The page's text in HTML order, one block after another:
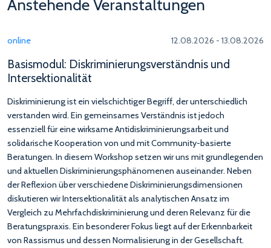
Anstehende Veranstaltungen
online 12.08.2026 - 13.08.2026
Basismodul: Diskriminierungsverständnis und
Intersektionalität
Diskriminierung ist ein vielschichtiger Begriff, der unterschiedlich
verstanden wird. Ein gemeinsames Verständnis ist jedoch
essenziell für eine wirksame Antidiskriminierungsarbeit und
solidarische Kooperation von und mit Community-basierte
Beratungen. In diesem Workshop setzen wir uns mit grundlegenden
und aktuellen Diskriminierungsphänomenen auseinander. Neben
der Reflexion über verschiedene Diskriminierungsdimensionen
diskutieren wir Intersektionalität als analytischen Ansatz im
Vergleich zu Mehrfachdiskriminierung und deren Relevanz für die
Beratungspraxis. Ein besonderer Fokus liegt auf der Erkennbarkeit
von Rassismus und dessen Normalisierung in der Gesellschaft.